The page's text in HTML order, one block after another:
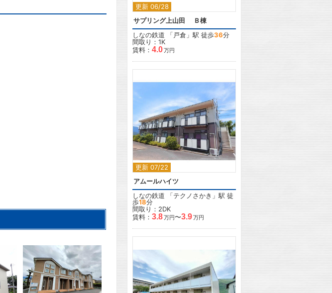
2
更新 06/28
サプリング上山田 Ｂ棟
しなの鉄道 「戸倉 」駅 徒歩36分
間取り：1K
賃料： 4.0万円
更新 07/22
2
アムールハイツ
しなの鉄道 「テクノさかき 」駅 徒
歩18分
間取り：2DK
賃料： 3.8万円〜3.9万円